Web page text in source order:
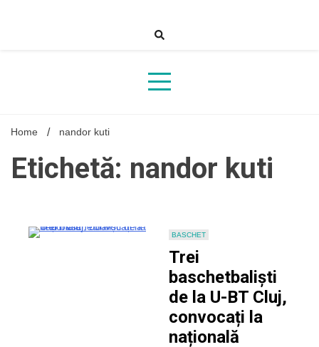
Home nandor kuti
Etichetă: nandor kuti
BASCHET
Trei
baschetbaliști
de la U-BT Cluj,
convocați la
națională